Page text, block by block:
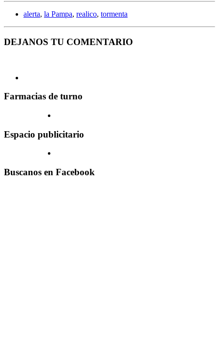
alerta, la Pampa, realico, tormenta
DEJANOS TU COMENTARIO
Farmacias de turno
Espacio publicitario
Buscanos en Facebook